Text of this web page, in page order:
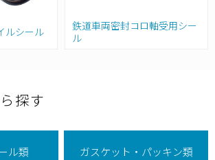
ルシール
鉄道車両密封コロ軸受用シー
ル
探す
ル類 ガスケット・パッキン類